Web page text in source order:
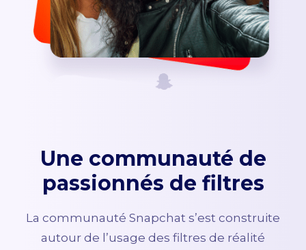
Une communauté de
passionnés de filtres
La communauté Snapchat s’est construite
autour de l’usage des filtres de réalité